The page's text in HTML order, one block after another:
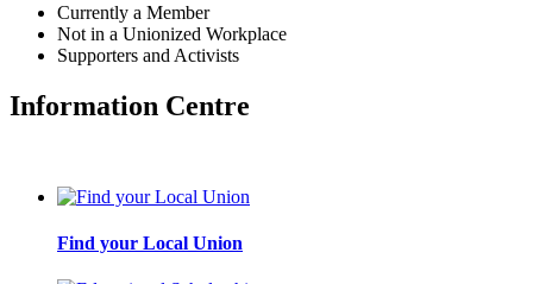
Currently a Member
Not in a Unionized Workplace
Supporters and Activists
Information Centre
Find your Local Union